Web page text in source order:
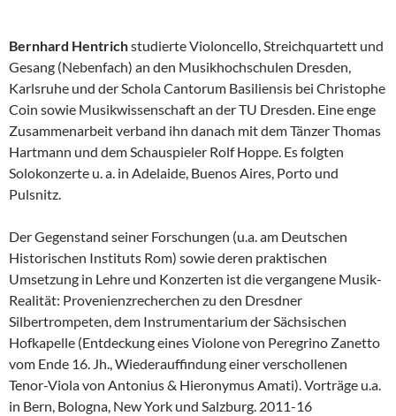
Bernhard Hentrichstudierte Violoncello, Streichquartett und
Gesang (Nebenfach) an den Musikhochschulen Dresden,
Karlsruhe und der Schola Cantorum Basiliensis bei Christophe
Coin sowie Musikwissenschaft an der TU Dresden. Eine enge
Zusammenarbeit verband ihn danach mit dem Tänzer Thomas
Hartmann und dem Schauspieler Rolf Hoppe. Es folgten
Solokonzerte u. a. in Adelaide, Buenos Aires, Porto und
Pulsnitz.
Der Gegenstand seiner Forschungen (u.a. am Deutschen
Historischen Instituts Rom) sowie deren praktischen
Umsetzung in Lehre und Konzerten ist die vergangene Musik-
Realität: Provenienzrecherchen zu den Dresdner
Silbertrompeten, dem Instrumentarium der Sächsischen
Hofkapelle (Entdeckung eines Violone von Peregrino Zanetto
vom Ende 16. Jh., Wiederauffindung einer verschollenen
Tenor-Viola von Antonius & Hieronymus Amati). Vorträge u.a.
in Bern, Bologna, New York und Salzburg. 2011-16